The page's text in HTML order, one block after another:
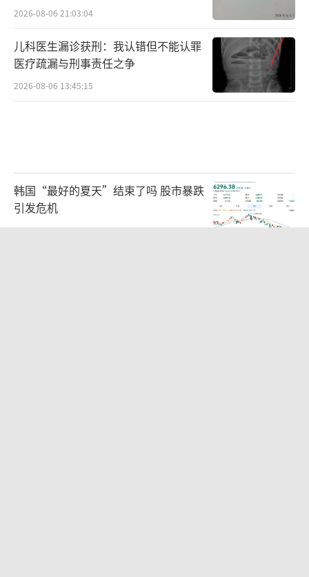
2026-08-06 21:03:04
儿科医生漏诊获刑：我认错但不能认罪
医疗疏漏与刑事责任之争
2026-08-06 13:45:15
韩国“最好的夏天”结束了吗 股市暴跌
引发危机
2026-08-06 19:37:10